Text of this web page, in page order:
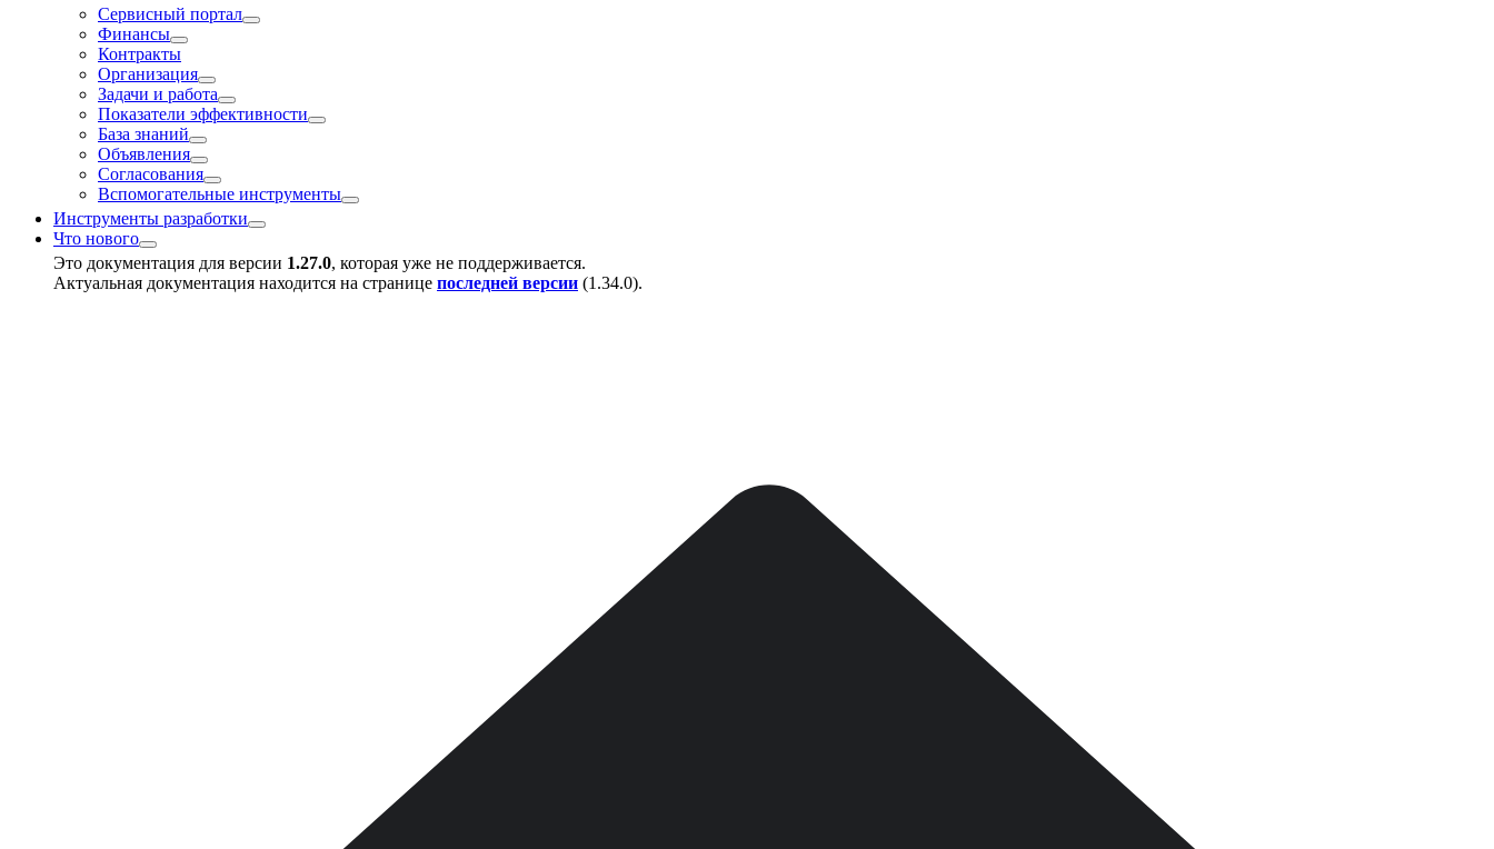
Сервисный портал
Финансы
Контракты
Организация
Задачи и работа
Показатели эффективности
База знаний
Объявления
Согласования
Вспомогательные инструменты
Инструменты разработки
Что нового
Это документация для версии 1.27.0, которая уже не поддерживается.
Актуальная документация находится на странице последней версии (1.34.0).